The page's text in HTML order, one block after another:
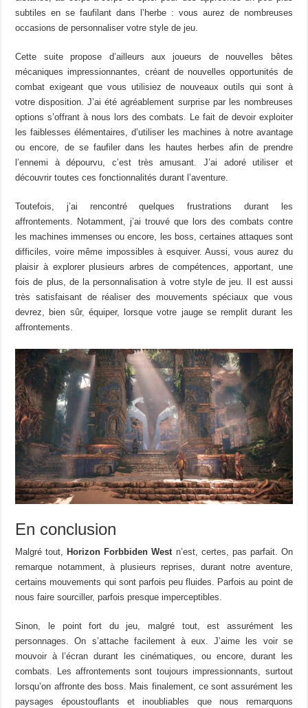
subtiles en se faufilant dans l’herbe : vous aurez de nombreuses
occasions de personnaliser votre style de jeu.
Cette suite propose d’ailleurs aux joueurs de nouvelles bêtes
mécaniques impressionnantes, créant de nouvelles opportunités de
combat exigeant que vous utilisiez de nouveaux outils qui sont à
votre disposition. J’ai été agréablement surprise par les nombreuses
options s’offrant à nous lors des combats. Le fait de devoir exploiter
les faiblesses élémentaires, d’utiliser les machines à notre avantage
ou encore, de se faufiler dans les hautes herbes afin de prendre
l’ennemi à dépourvu, c’est très amusant. J’ai adoré utiliser et
découvrir toutes ces fonctionnalités durant l’aventure.
Toutefois, j’ai rencontré quelques frustrations durant les
affrontements. Notamment, j’ai trouvé que lors des combats contre
les machines immenses ou encore, les boss, certaines attaques sont
difficiles, voire même impossibles à esquiver. Aussi, vous aurez du
plaisir à explorer plusieurs arbres de compétences, apportant, une
fois de plus, de la personnalisation à votre style de jeu. Il est aussi
très satisfaisant de réaliser des mouvements spéciaux que vous
devrez, bien sûr, équiper, lorsque votre jauge se remplit durant les
affrontements.
En conclusion
Malgré tout, Horizon Forbbiden Westn’est, certes, pas parfait. On
remarque notamment, à plusieurs reprises, durant notre aventure,
certains mouvements qui sont parfois peu fluides. Parfois au point de
nous faire sourciller, parfois presque imperceptibles.
Sinon, le point fort du jeu, malgré tout, est assurément les
personnages. On s’attache facilement à eux. J’aime les voir se
mouvoir à l’écran durant les cinématiques, ou encore, durant les
combats. Les affrontements sont toujours impressionnants, surtout
lorsqu’on affronte des boss. Mais finalement, ce sont assurément les
paysages époustouflants et inoubliables que nous remarquons